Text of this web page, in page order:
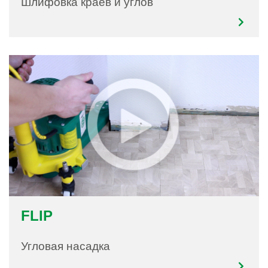
FLIP
Угловая насадка